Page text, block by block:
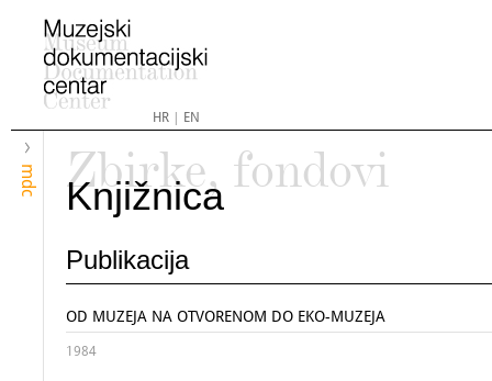
HR| EN
mdc
Zbirke, fondovi
Knjižnica
Publikacija
OD MUZEJA NA OTVORENOM DO EKO-MUZEJA
1984